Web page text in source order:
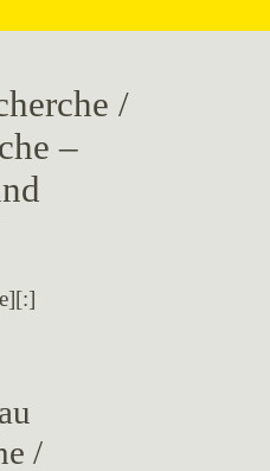
/
–
[:]
/